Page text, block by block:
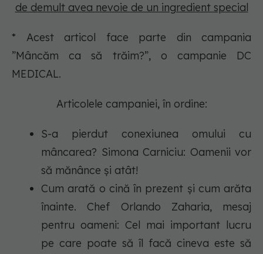
de demult avea nevoie de un ingredient special
* Acest articol face parte din campania
”Mâncăm ca să trăim?”, o campanie DC
MEDICAL.
Articolele campaniei, în ordine:
S-a pierdut conexiunea omului cu
mâncarea? Simona Carniciu: Oamenii vor
să mănânce și atât!
Cum arată o cină în prezent și cum arăta
înainte. Chef Orlando Zaharia, mesaj
pentru oameni: Cel mai important lucru
pe care poate să îl facă cineva este să